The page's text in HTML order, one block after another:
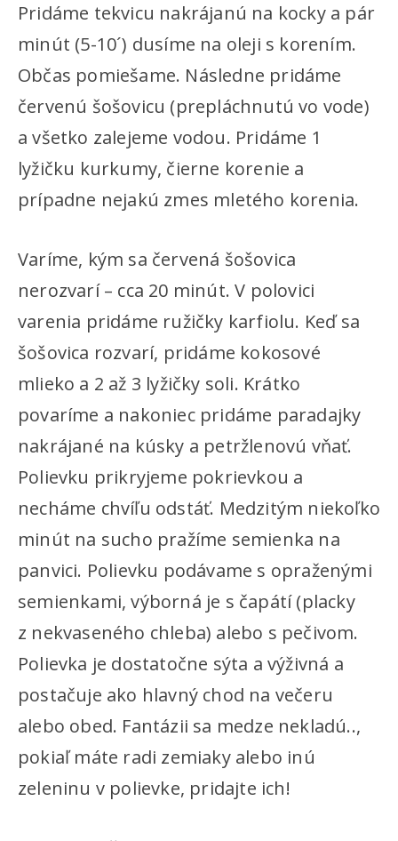
Pridáme tekvicu nakrájanú na kocky a pár
minút (5-10´) dusíme na oleji s korením.
Občas pomiešame. Následne pridáme
červenú šošovicu (prepláchnutú vo vode)
a všetko zalejeme vodou. Pridáme 1
lyžičku kurkumy, čierne korenie a
prípadne nejakú zmes mletého korenia.
Varíme, kým sa červená šošovica
nerozvarí – cca 20 minút. V polovici
varenia pridáme ružičky karfiolu. Keď sa
šošovica rozvarí, pridáme kokosové
mlieko a 2 až 3 lyžičky soli. Krátko
povaríme a nakoniec pridáme paradajky
nakrájané na kúsky a petržlenovú vňať.
Polievku prikryjeme pokrievkou a
necháme chvíľu odstáť. Medzitým niekoľko
minút na sucho pražíme semienka na
panvici. Polievku podávame s opraženými
semienkami, výborná je s čapátí (placky
z nekvaseného chleba) alebo s pečivom.
Polievka je dostatočne sýta a výživná a
postačuje ako hlavný chod na večeru
alebo obed. Fantázii sa medze nekladú..,
pokiaľ máte radi zemiaky alebo inú
zeleninu v polievke, pridajte ich!